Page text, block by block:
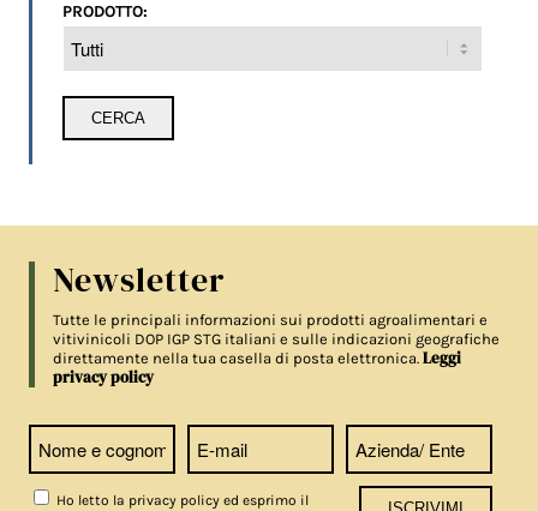
PRODOTTO:
Newsletter
Tutte le principali informazioni sui prodotti agroalimentari e
vitivinicoli DOP IGP STG italiani e sulle indicazioni geografiche
direttamente nella tua casella di posta elettronica.Leggi
privacy policy
Ho letto la privacy policy ed esprimo il